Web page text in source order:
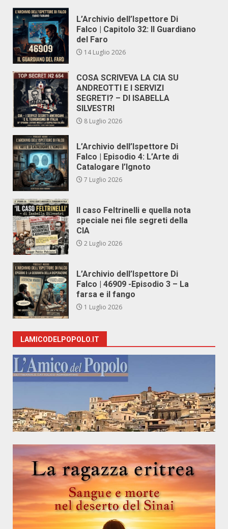
L’Archivio dell’Ispettore Di
Falco | Capitolo 32: Il Guardiano
del Faro
14 Luglio 2026
COSA SCRIVEVA LA CIA SU
ANDREOTTI E I SERVIZI
SEGRETI? – DI ISABELLA
SILVESTRI
8 Luglio 2026
L’Archivio dell’Ispettore Di
Falco | Episodio 4: L’Arte di
Catalogare l’Ignoto
7 Luglio 2026
Il caso Feltrinelli e quella nota
speciale nei file segreti della
CIA
2 Luglio 2026
L’Archivio dell’Ispettore Di
Falco | 46909 -Episodio 3 – La
farsa e il fango
1 Luglio 2026
LAMICODELPOPOLO.IT